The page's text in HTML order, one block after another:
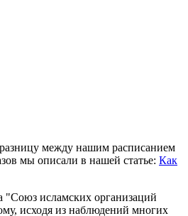
между нашим расписанием
мы описали в нашей статье: Как
"Союз исламских организаций
исходя из наблюдений многих